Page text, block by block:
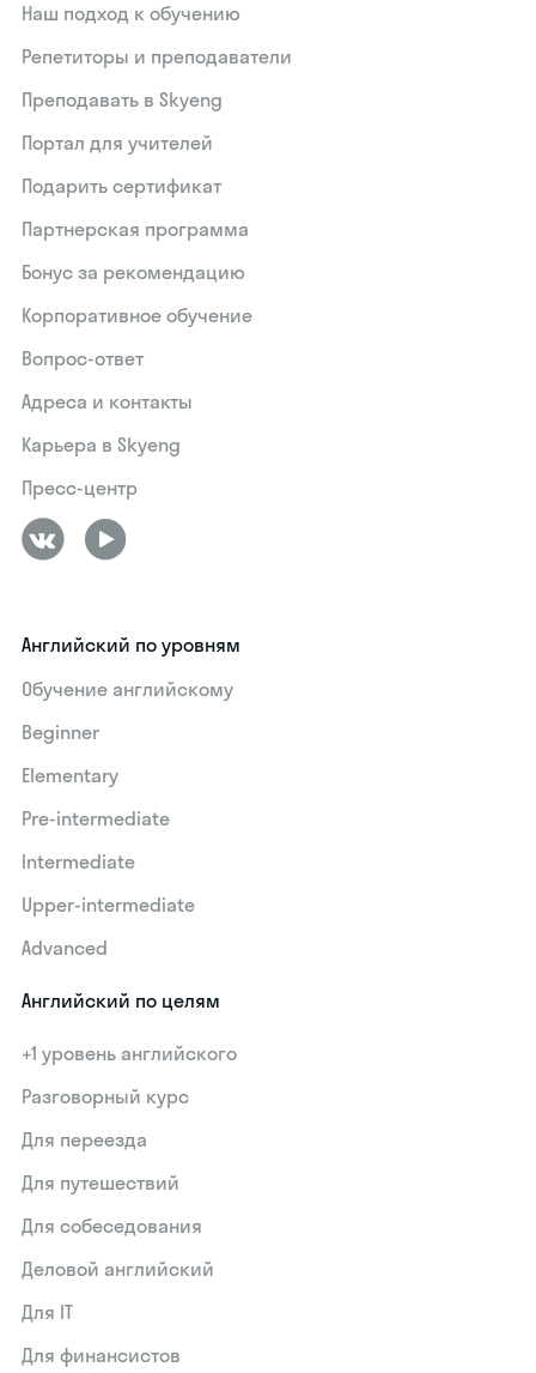
Наш подход к обучению
Репетиторы и преподаватели
Преподавать в Skyeng
Портал для учителей
Подарить сертификат
Партнерская программа
Бонус за рекомендацию
Корпоративное обучение
Вопрос-ответ
Адреса и контакты
Карьера в Skyeng
Пресс-центр
Английский по уровням
Обучение английскому
Beginner
Elementary
Pre-intermediate
Intermediate
Upper-intermediate
Advanced
Английский по целям
+1 уровень английского
Разговорный курс
Для переезда
Для путешествий
Для собеседования
Деловой английский
Для IT
Для финансистов